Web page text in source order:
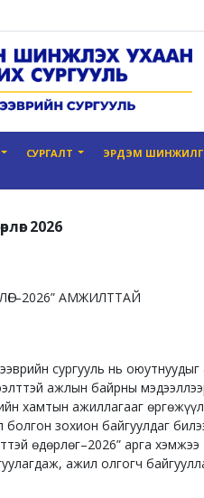
СУРГАЛТ ЭРДЭМ
2026
АМЖИЛТТАЙ
сургууль нь оюутнуудыг
ажлын байрны
хамтын ажиллагааг
зохион байгуулдаг
өдөрлөг–2026” арга
ажил олгогч